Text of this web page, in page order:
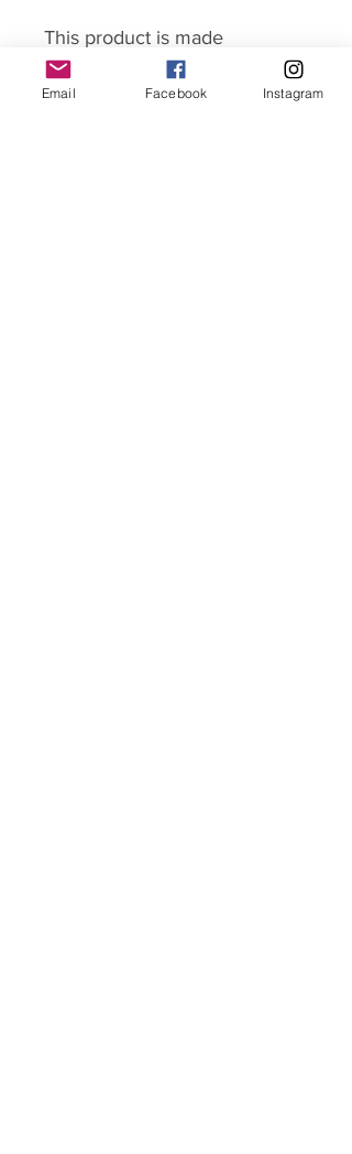
This product is made
especially for you as soon as
you place an order, which is
Email Facebook Instagram